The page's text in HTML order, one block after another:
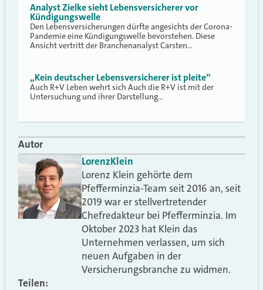
Analyst Zielke sieht Lebensversicherer vor
Kündigungswelle
Den Lebensversicherungen dürfte angesichts der Corona-
Pandemie eine Kündigungswelle bevorstehen. Diese
Ansicht vertritt der Branchenanalyst Carsten…
„Kein deutscher Lebensversicherer ist pleite“
Auch R+V Leben wehrt sich Auch die R+V ist mit der
Untersuchung und ihrer Darstellung…
Autor
LorenzKlein
Lorenz Klein gehörte dem
Pfefferminzia-Team seit 2016 an, seit
2019 war er stellvertretender
Chefredakteur bei Pfefferminzia. Im
Oktober 2023 hat Klein das
Unternehmen verlassen, um sich
neuen Aufgaben in der
Versicherungsbranche zu widmen.
Teilen: